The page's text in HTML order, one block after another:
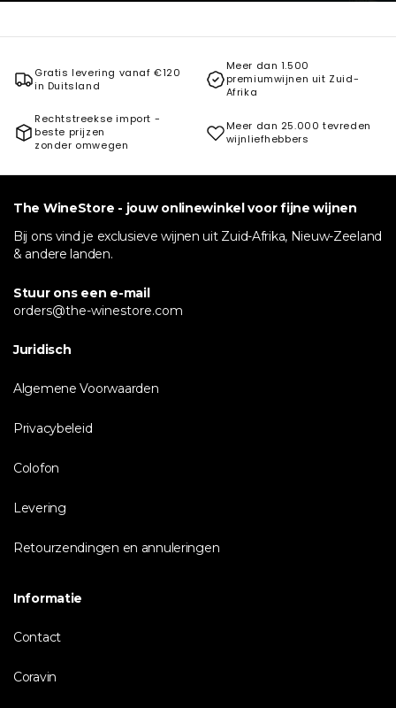
Gratis levering vanaf €120
in Duitsland
Meer dan 1.500
premiumwijnen uit Zuid-
Afrika
Rechtstreekse import -
beste prijzen
zonder omwegen
Meer dan 25.000 tevreden
wijnliefhebbers
The WineStore - jouw onlinewinkel voor fijne wijnen
Bij ons vind je exclusieve wijnen uit Zuid-Afrika, Nieuw-Zeeland
& andere landen.
Stuur ons een e-mail
orders@the-winestore.com
Juridisch
Algemene Voorwaarden
Privacybeleid
Colofon
Levering
Retourzendingen en annuleringen
Informatie
Contact
Coravin